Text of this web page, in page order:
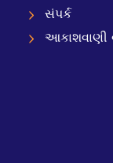
સંપર્ક
આકાશવાણી